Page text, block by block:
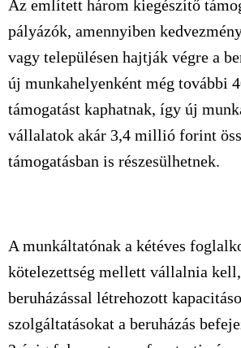
Az említett három kiegészítő
pályázók, amennyiben
vagy településen hajtják végre a
új munkahelyenként még további
támogatást kaphatnak, így új
vállalatok akár 3,4 millió forint
támogatásban is részesülhetnek.
A munkáltatónak a kétéves
kötelezettség mellett vállalnia
beruházással létrehozott
szolgáltatásokat a beruházás